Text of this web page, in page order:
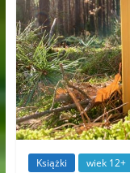
Książki wiek 12+